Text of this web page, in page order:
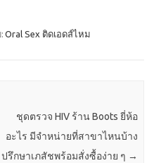
Oral Sex ติดเอดส์ไหม
ชุดตรวจ HIV ร้าน Boots ยี่ห้อ
อะไร มีจำหน่ายที่สาขาไหนบ้าง
ปรึกษาเภสัชพร้อมสั่งซื้อง่าย ๆ →